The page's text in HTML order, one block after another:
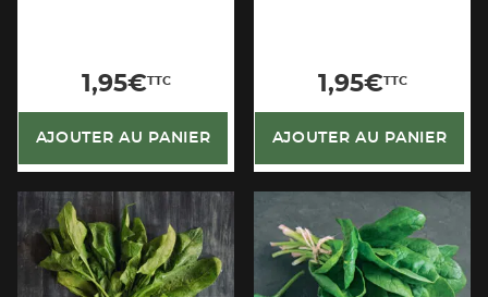
1,95€TTC
AJOUTER AU PANIER
1,95€TTC
AJOUTER AU PANIER